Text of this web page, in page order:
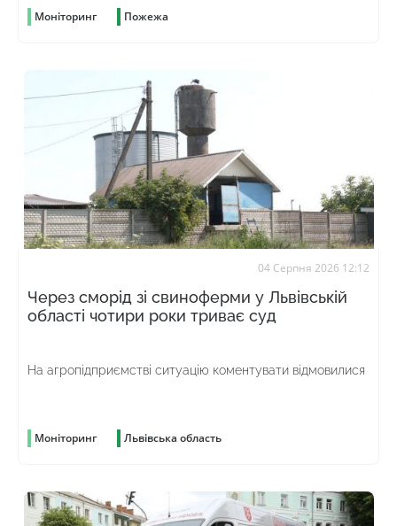
Моніторинг Пожежа
04 Серпня 2026 12:12
Через сморід зі свиноферми у Львівській
області чотири роки триває суд
На агропідприємстві ситуацію коментувати відмовилися
Моніторинг Львівська область